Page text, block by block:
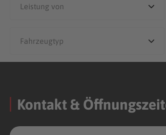
Kontakt &